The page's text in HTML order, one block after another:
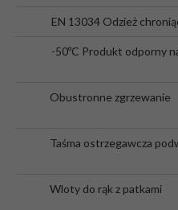
EN 13034 Odzież
-50ºC Produkt odporny
Obustronne zgrzewanie
Taśma ostrzegawcza
Wloty do rąk z patkami